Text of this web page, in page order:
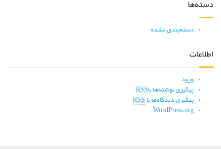
دسته‌ها
دسته‌بندی نشده
اطلاعات
ورود
پیگیری نوشته‌ها باRSS
پیگیری دیدگاه‌ها با RSS
WordPress.org